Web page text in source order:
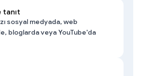
tanıt
sosyal medyada, web
bloglarda veya YouTube'da